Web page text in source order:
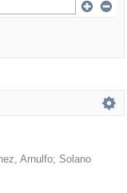
Arnulfo; Solano